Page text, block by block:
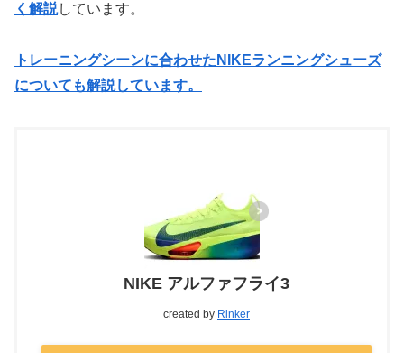
く解説しています。
トレーニングシーンに合わせたNIKEランニングシューズ
についても解説しています。
NIKE アルファフライ3
created by Rinker